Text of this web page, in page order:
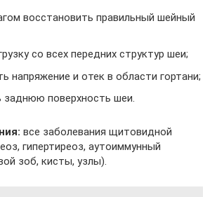
восстановить правильный шейный
со всех передних структур шеи;
напряжение и отек в области гортани;
заднюю поверхность шеи.
все заболевания щитовидной
гипертиреоз, аутоиммунный
зоб, кисты, узлы).